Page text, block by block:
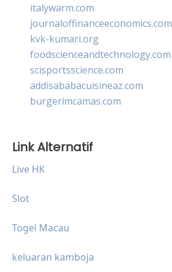
italywarm.com
journaloffinanceeconomics.com
kvk-kumari.org
foodscienceandtechnology.com
scisportsscience.com
addisababacuisineaz.com
burgerimcamas.com
Link Alternatif
Live HK
Slot
Togel Macau
keluaran kamboja